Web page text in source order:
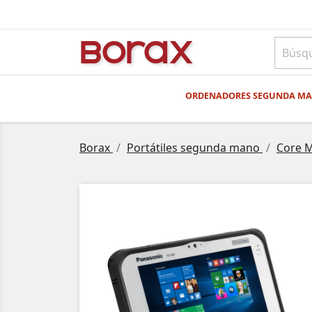
BOrAx
ORDENADORES SEGUNDA
Borax Portátiles segunda mano Core